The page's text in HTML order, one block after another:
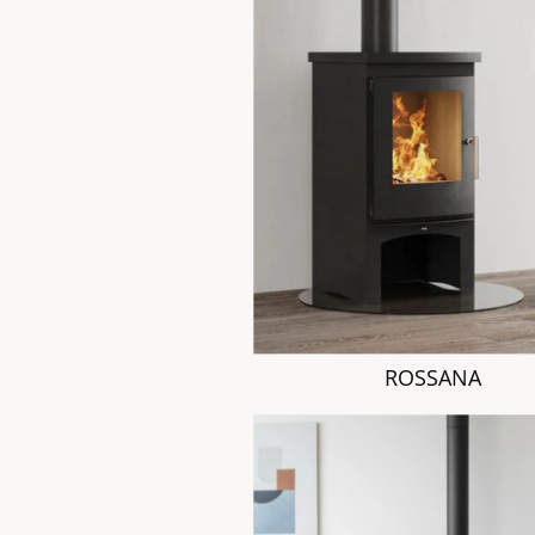
ROSSANA